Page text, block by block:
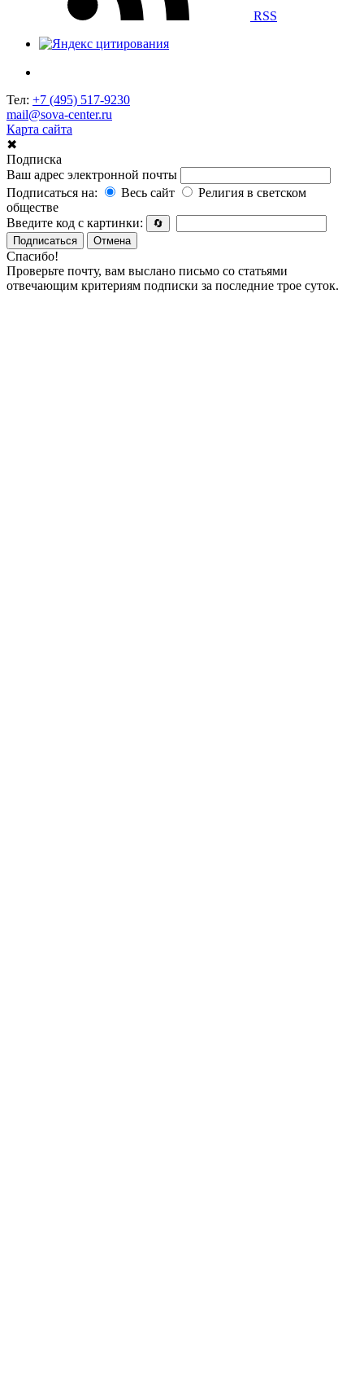
RSS
Тел: +7 (495) 517-9230
mail@sova-center.ru
Карта сайта
✖
Подписка
Ваш адрес электронной почты
Подписаться на:
Весь сайт
Религия в светском
обществе
Введите код с картинки:
🔄
Подписаться
Отмена
Спасибо!
Проверьте почту, вам выслано письмо со статьями
отвечающим критериям подписки за последние трое суток.